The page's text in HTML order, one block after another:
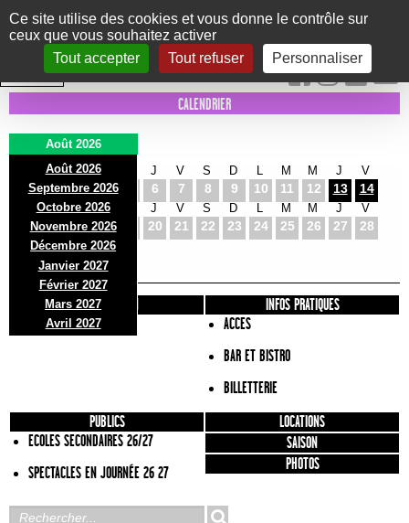
Panneau de gestion des cookies
Ce site utilise des cookies et vous donne le contrôle sur
ceux que vous souhaitez activer
Tout accepter
Tout refuser Personnaliser
Le Marni
CONCERTS DANSE/CIRQUE THÉÂTRE KIDS EXPOS EVENTS
INTRA MUROS
CALENDRIER
Août 2026
Août 2026
Septembre 2026
Octobre 2026
Novembre 2026
Décembre 2026
Janvier 2027
Février 2027
Mars 2027
Avril 2027
D
2
L
3
M
4
J
6
V
7
S
8
D
9 10
M
11
M
12
J
13
V
14
D
16
L
17
M
18
J
20
V
21
S
22
D
23 24
M
25
M
26
J
27
V
28
D
30
L
31
PRÉSENTATION
INFOS PRATIQUES
ACCES
BAR ET BISTRO
BILLETTERIE
PUBLICS
ECOLES SECONDAIRES 26/27
SPECTACLES EN JOURNÉE 26 27
LOCATIONS
SAISON
PHOTOS